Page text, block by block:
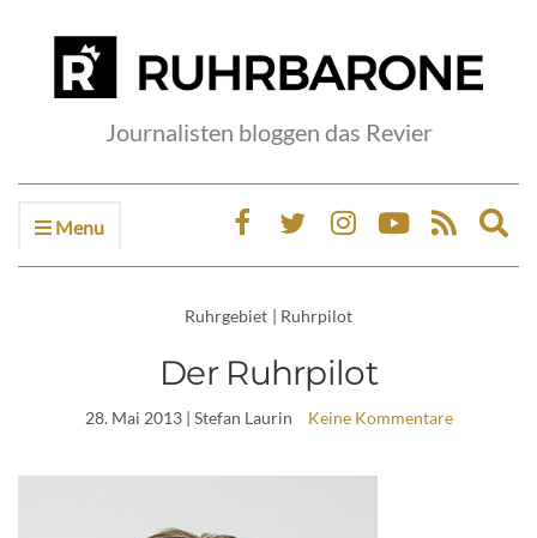
Journalisten bloggen das Revier
Menu
Ruhrgebiet | Ruhrpilot
Der Ruhrpilot
28. Mai 2013| Stefan Laurin Keine Kommentare